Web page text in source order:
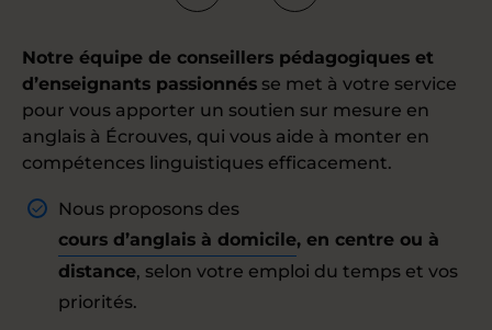
Notre équipe de conseillers pédagogiques et
d’enseignants passionnés se met à votre service
pour vous apporter un soutien sur mesure en
anglais à Écrouves, qui vous aide à monter en
compétences linguistiques efficacement.
Nous proposons des
cours d’anglais à domicile, en centre ou à
distance, selon votre emploi du temps et vos
priorités.